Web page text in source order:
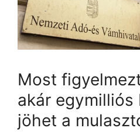
Most
akár egymilliós
jöhet a